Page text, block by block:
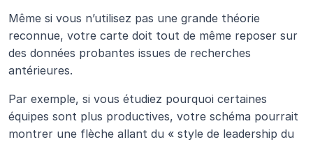
Même si vous n’utilisez pas une grande théorie
reconnue, votre carte doit tout de même reposer sur
des données probantes issues de recherches
antérieures.
Par exemple, si vous étudiez pourquoi certaines
équipes sont plus productives, votre schéma pourrait
montrer une flèche allant du « style de leadership du